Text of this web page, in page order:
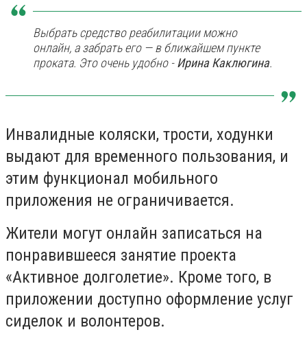
Выбрать средство реабилитации можно
онлайн, а забрать его — в ближайшем пункте
проката. Это очень удобно -Ирина Каклюгина.
Инвалидные коляски, трости, ходунки
выдают для временного пользования, и
этим функционал мобильного
приложения не ограничивается.
Жители могут онлайн записаться на
понравившееся занятие проекта
«Активное долголетие». Кроме того, в
приложении доступно оформление услуг
сиделок и волонтеров.